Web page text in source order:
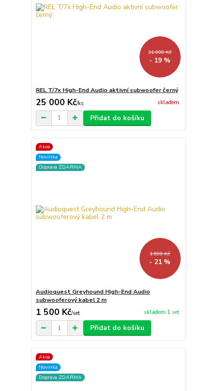
31 000 Kč
- 19 %
REL T/7x High-End Audio aktivní subwoofer černý
25 000 Kč/ks skladem
Přidat do košíku
Akce
Novinka
Doprava ZDARMA
1 890 Kč
- 21 %
Audioquest Greyhound High-End Audio
subwooferový kabel 2 m
1 500 Kč/set skladem 1 set
Přidat do košíku
Akce
Novinka
Doprava ZDARMA